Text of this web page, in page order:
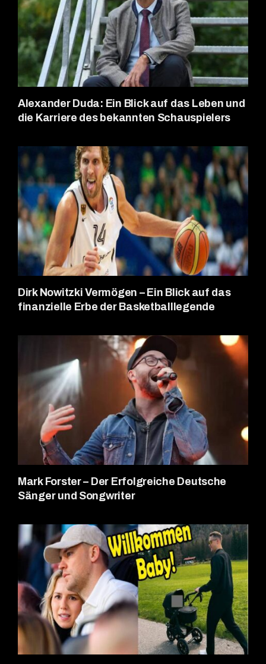
Alexander Duda: Ein Blick auf das Leben und
die Karriere des bekannten Schauspielers
Dirk Nowitzki Vermögen – Ein Blick auf das
finanzielle Erbe der Basketballlegende
Mark Forster – Der Erfolgreiche Deutsche
Sänger und Songwriter